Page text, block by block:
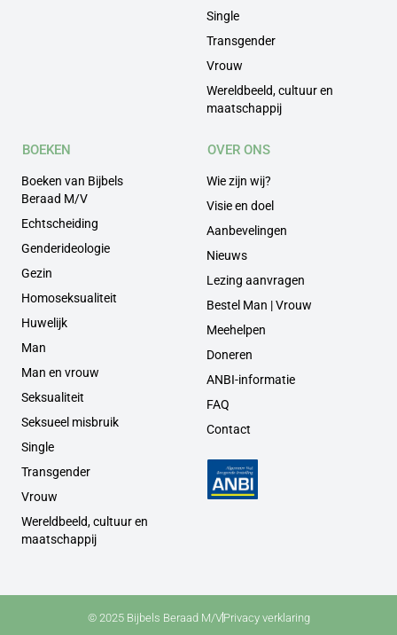
Single
Transgender
Vrouw
Wereldbeeld, cultuur en
maatschappij
BOEKEN
Boeken van Bijbels
Beraad M/V
Echtscheiding
Genderideologie
Gezin
Homoseksualiteit
Huwelijk
Man
Man en vrouw
Seksualiteit
Seksueel misbruik
Single
Transgender
Vrouw
Wereldbeeld, cultuur en
maatschappij
OVER ONS
Wie zijn wij?
Visie en doel
Aanbevelingen
Nieuws
Lezing aanvragen
Bestel Man | Vrouw
Meehelpen
Doneren
ANBI-informatie
FAQ
Contact
© 2025 Bijbels Beraad M/VPrivacy verklaring